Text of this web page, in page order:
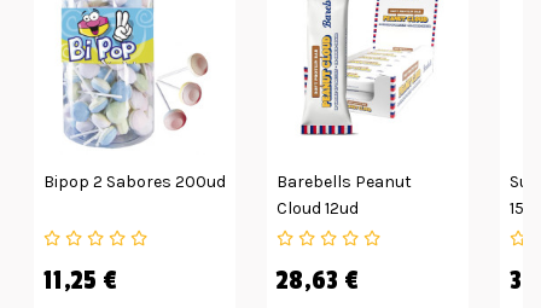
Bipop 2 Sabores 200ud
11,25 €
Barebells Peanut
Cloud 12ud
28,63 €